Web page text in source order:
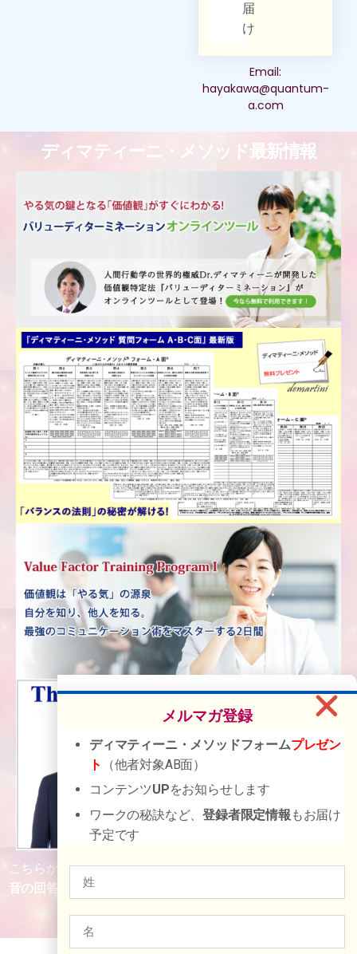
届
け
Email:
hayakawa@quantum-
a.com
ディマティーニ・メソッド最新情報
こちらからダウンロード、お申し込みの方には【スラスラ本
音の回答が浮かぶ特別なフォロー】
メルマガ登録
ディマティーニ・メソッドフォームプレゼン
ト
（他者対象AB面）
コンテンツUPをお知らせします
ワークの秘訣など、登録者限定情報 もお届け
予定です